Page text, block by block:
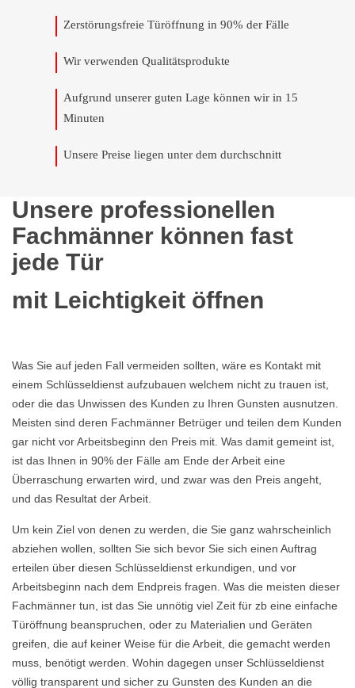
Zerstörungsfreie Türöffnung in 90% der Fälle
Wir verwenden Qualitätsprodukte
Aufgrund unserer guten Lage können wir in 15
Minuten
Unsere Preise liegen unter dem durchschnitt
Unsere professionellen
Fachmänner können fast
jede Tür
mit Leichtigkeit öffnen
Was Sie auf jeden Fall vermeiden sollten, wäre es Kontakt mit
einem Schlüsseldienst aufzubauen welchem nicht zu trauen ist,
oder die das Unwissen des Kunden zu Ihren Gunsten ausnutzen.
Meisten sind deren Fachmänner Betrüger und teilen dem Kunden
gar nicht vor Arbeitsbeginn den Preis mit. Was damit gemeint ist,
ist das Ihnen in 90% der Fälle am Ende der Arbeit eine
Überraschung erwarten wird, und zwar was den Preis angeht,
und das Resultat der Arbeit.
Um kein Ziel von denen zu werden, die Sie ganz wahrscheinlich
abziehen wollen, sollten Sie sich bevor Sie sich einen Auftrag
erteilen über diesen Schlüsseldienst erkundigen, und vor
Arbeitsbeginn nach dem Endpreis fragen. Was die meisten dieser
Fachmänner tun, ist das Sie unnötig viel Zeit für zb eine einfache
Türöffnung beanspruchen, oder zu Materialien und Geräten
greifen, die auf keiner Weise für die Arbeit, die gemacht werden
muss, benötigt werden. Wohin dagegen unser Schlüsseldienst
völlig transparent und sicher zu Gunsten des Kunden an die